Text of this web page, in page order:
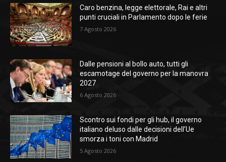
Caro benzina, legge elettorale, Rai e altri
punti cruciali in Parlamento dopo le ferie
7 Agosto 2026
Dalle pensioni al bollo auto, tutti gli
escamotage del governo per la manovra
2027
6 Agosto 2026
Scontro sui fondi per gli hub, il governo
italiano deluso dalle decisioni dell’Ue
smorza i toni con Madrid
5 Agosto 2026